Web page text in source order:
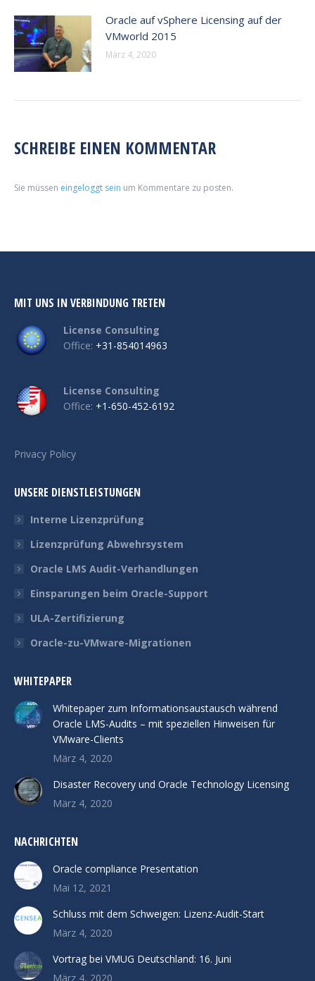
Oracle auf vSphere Licensing auf der
VMworld 2015
März 4, 2020
SCHREIBE EINEN KOMMENTAR
Sie müssen eingeloggt sein um Kommentare zu posten.
MIT UNS IN VERBINDUNG TRETEN
License Consulting
Office: +31-854014963
License Consulting
Office: +1-650-452-6192
Privacy Policy
UNSERE DIENSTLEISTUNGEN
Interne Lizenzprüfung
Lizenzprüfung Abwehrsystem
Oracle LMS Audit-Verhandlungen
Einsparungen beim Oracle-Support
ULA-Zertifizierung
Oracle-zu-VMware-Migrationen
WHITEPAPER
Whitepaper zum Informationsaustausch während
Oracle LMS-Audits – mit speziellen Hinweisen für
VMware-Clients
März 4, 2020
Disaster Recovery und Oracle Technology Licensing
März 4, 2020
NACHRICHTEN
Oracle compliance Presentation
Mai 12, 2021
Schluss mit dem Schweigen: Lizenz-Audit-Start
März 4, 2020
Vortrag bei VMUG Deutschland: 16. Juni
März 4, 2020